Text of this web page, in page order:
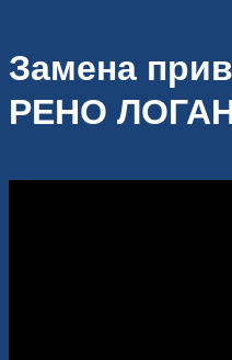
Замена
РЕНО